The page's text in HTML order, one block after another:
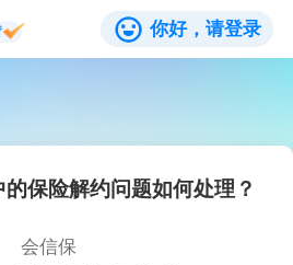
你好，请登录
保险解约问题如何处理？
会信保